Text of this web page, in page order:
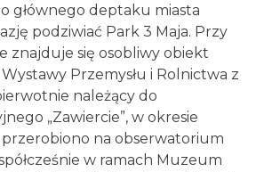
głównego deptaku miasta
podziwiać Park 3 Maja. Przy
znajduje się osobliwy obiekt
Przemysłu i Rolnictwa z
należący do
„Zawiercie”, w okresie
na obserwatorium
w ramach Muzeum